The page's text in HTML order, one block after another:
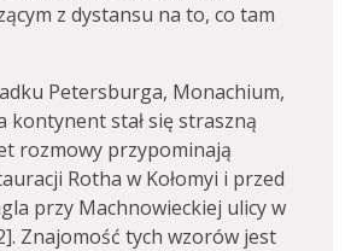
z dystansu na to, co tam
Petersburga, Monachium,
kontynent stał się straszną
rozmowy przypominają
Rotha w Kołomyi i przed
przy Machnowieckiej ulicy w
Znajomość tych wzorów jest